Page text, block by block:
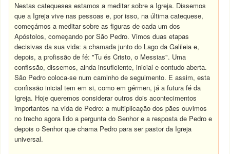
Nestas catequeses estamos a meditar sobre a Igreja. Dissemos
que a Igreja vive nas pessoas e, por isso, na última catequese,
começámos a meditar sobre as figuras de cada um dos
Apóstolos, começando por São Pedro. Vimos duas etapas
decisivas da sua vida: a chamada junto do Lago da Galileia e,
depois, a profissão de fé: "Tu és Cristo, o Messias". Uma
confissão, dissemos, ainda insuficiente, inicial e contudo aberta.
São Pedro coloca-se num caminho de seguimento. E assim, esta
confissão inicial tem em si, como em gérmen, já a futura fé da
Igreja. Hoje queremos considerar outros dois acontecimentos
importantes na vida de Pedro: a multiplicação dos pães ouvimos
no trecho agora lido a pergunta do Senhor e a resposta de Pedro e
depois o Senhor que chama Pedro para ser pastor da Igreja
universal.